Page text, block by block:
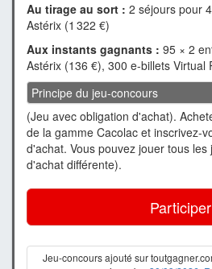
Au tirage au sort : 2 séjours pour
Astérix (1 322 €)
Aux instants gagnants : 95 × 2
Astérix (136 €), 300 e-billets Virtual
Principe du jeu-concours
(Jeu avec obligation d'achat).
de la gamme Cacolac et inscrivez-
d'achat. Vous pouvez jouer tous
d'achat différente).
Participer
Jeu-concours ajouté sur